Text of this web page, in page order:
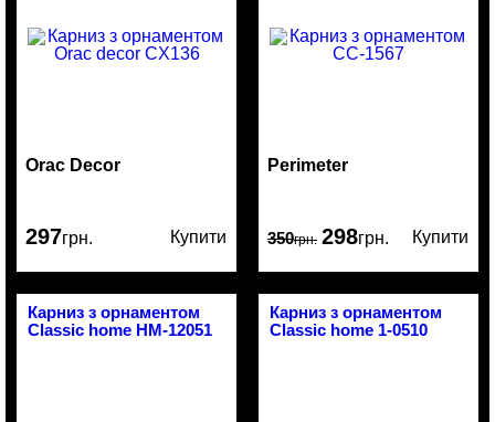
Orac Decor
297грн. Купити
Perimeter
350грн. 298грн. Купити
Карниз з орнаментом
Classic home HM-12051
Карниз з орнаментом
Classic home 1-0510